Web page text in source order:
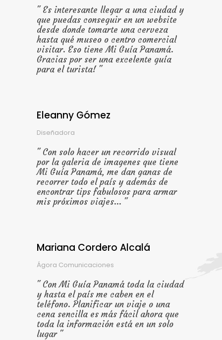
Es interesante llegar a una ciudad y
que puedas conseguir en un website
desde donde tomarte una cerveza
hasta qué museo o centro comercial
visitar. Eso tiene Mi Guía Panamá.
Gracias por ser una excelente guía
para el turista!
Eleanny Gómez
Diseñadora
Con solo hacer un recorrido visual
por la galeria de imagenes que tiene
Mi Guía Panamá, me dan ganas de
recorrer todo el país y además de
encontrar tips fabulosos para armar
mis próximos viajes...
Mariana Cordero Alcalá
Ágora Comunicaciones
Con Mi Guía Panamá toda la ciudad
y hasta el país me caben en el
teléfono. Planificar un viaje o una
cena sencilla es más fácil ahora que
toda la información está en un solo
lugar